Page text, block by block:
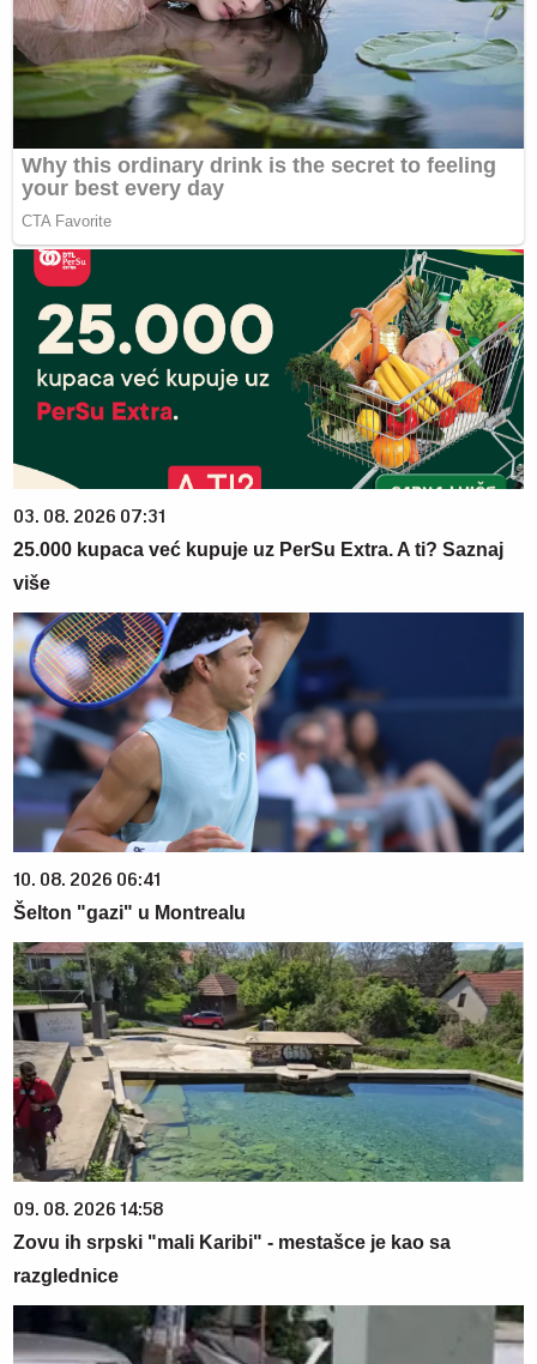
03. 08. 2026 07:31
25.000 kupaca već kupuje uz PerSu Extra. A ti? Saznaj
više
10. 08. 2026 06:41
Šelton "gazi" u Montrealu
09. 08. 2026 14:58
Zovu ih srpski "mali Karibi" - mestašce je kao sa
razglednice